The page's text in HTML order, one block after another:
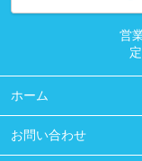
営
ホーム
お問い合わせ